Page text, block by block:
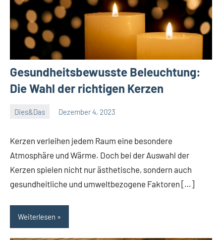
Gesundheitsbewusste Beleuchtung:
Die Wahl der richtigen Kerzen
Dies&Das Dezember 4, 2023
Kerzen verleihen jedem Raum eine besondere
Atmosphäre und Wärme. Doch bei der Auswahl der
Kerzen spielen nicht nur ästhetische, sondern auch
gesundheitliche und umweltbezogene Faktoren […]
Weiterlesen